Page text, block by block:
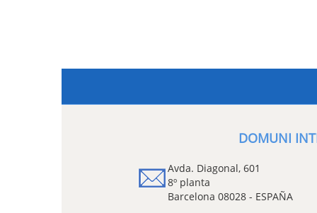
DOMUNI
Avda. Diagonal, 601
8º planta
Barcelona 08028 - ESPAÑA